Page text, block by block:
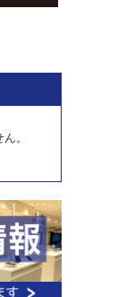
。